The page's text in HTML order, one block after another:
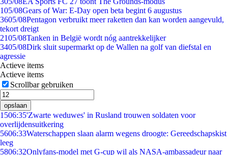
105/08Gears of War: E-Day open beta begint 6 augustus
3605/08Pentagon verbruikt meer raketten dan kan worden aangevuld,
tekort dreigt
2105/08Tanken in België wordt nóg aantrekkelijker
3405/08Dirk sluit supermarkt op de Wallen na golf van diefstal en
agressie
Actieve items
Actieve items
Scrollbar gebruiken
opslaan
1506:35'Zwarte weduwes' in Rusland trouwen soldaten voor
overlijdensuitkering
5606:33Waterschappen slaan alarm wegens droogte: Gereedschapskist
leeg
5806:32Onlyfans-model met G-cup wil als NASA-ambassadeur naar